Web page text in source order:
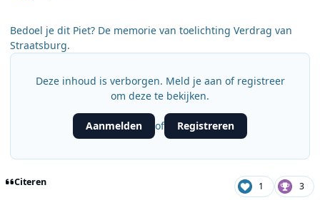
Bedoel je dit Piet? De memorie van toelichting Verdrag van
Straatsburg.
Deze inhoud is verborgen. Meld je aan of registreer
om deze te bekijken.
Aanmelden of Registreren
Citeren 1 3